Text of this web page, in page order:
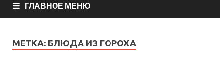
ГЛАВНОЕ МЕНЮ
МЕТКА: БЛЮДА ИЗ ГОРОХА